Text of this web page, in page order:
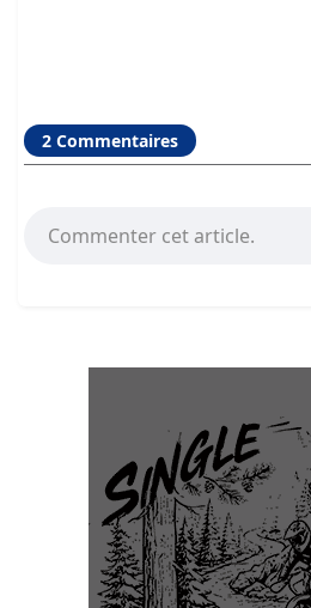
2 Commentaires
Commenter cet article.